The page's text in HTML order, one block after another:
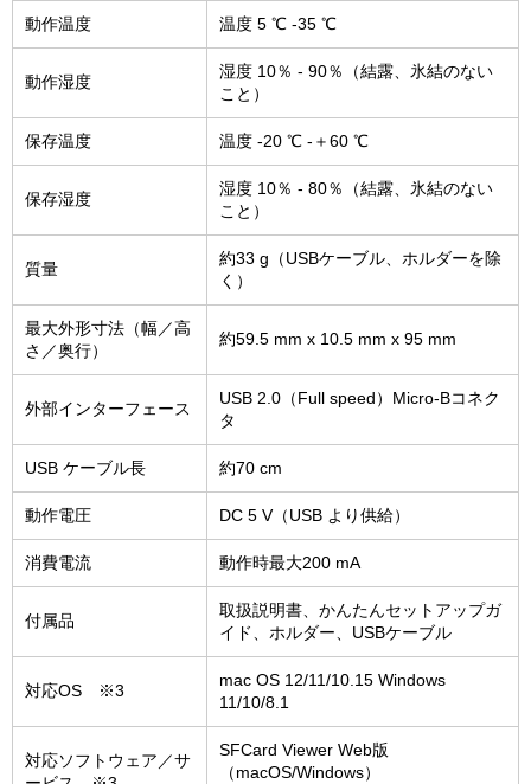
動作温度 温度 5 ℃ -35 ℃
動作湿度
湿度 10％ - 90％（結露、氷結のない
こと）
保存温度 温度 -20 ℃ -＋60 ℃
保存湿度
湿度 10％ - 80％（結露、氷結のない
こと）
質量
約33 g（USBケーブル、ホルダーを除
く）
最大外形寸法（幅／高
さ／奥行）
約59.5 mm x 10.5 mm x 95 mm
外部インターフェース
USB 2.0（Full speed）Micro-Bコネク
タ
USB ケーブル長 約70 cm
動作電圧 DC 5 V（USB より供給）
消費電流 動作時最大200 mA
付属品
取扱説明書、かんたんセットアップガ
イド、ホルダー、USBケーブル
対応OS ※3
mac OS 12/11/10.15 Windows
11/10/8.1
対応ソフトウェア／サ
SFCard Viewer Web版
（macOS/Windows）